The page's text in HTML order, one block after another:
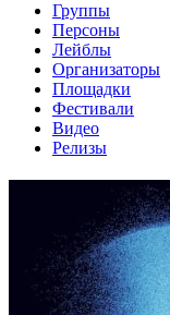
Группы
Персоны
Лейблы
Организаторы
Площадки
Фестивали
Видео
Релизы